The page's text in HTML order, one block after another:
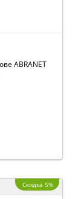
ABRANET
Скидка 5%